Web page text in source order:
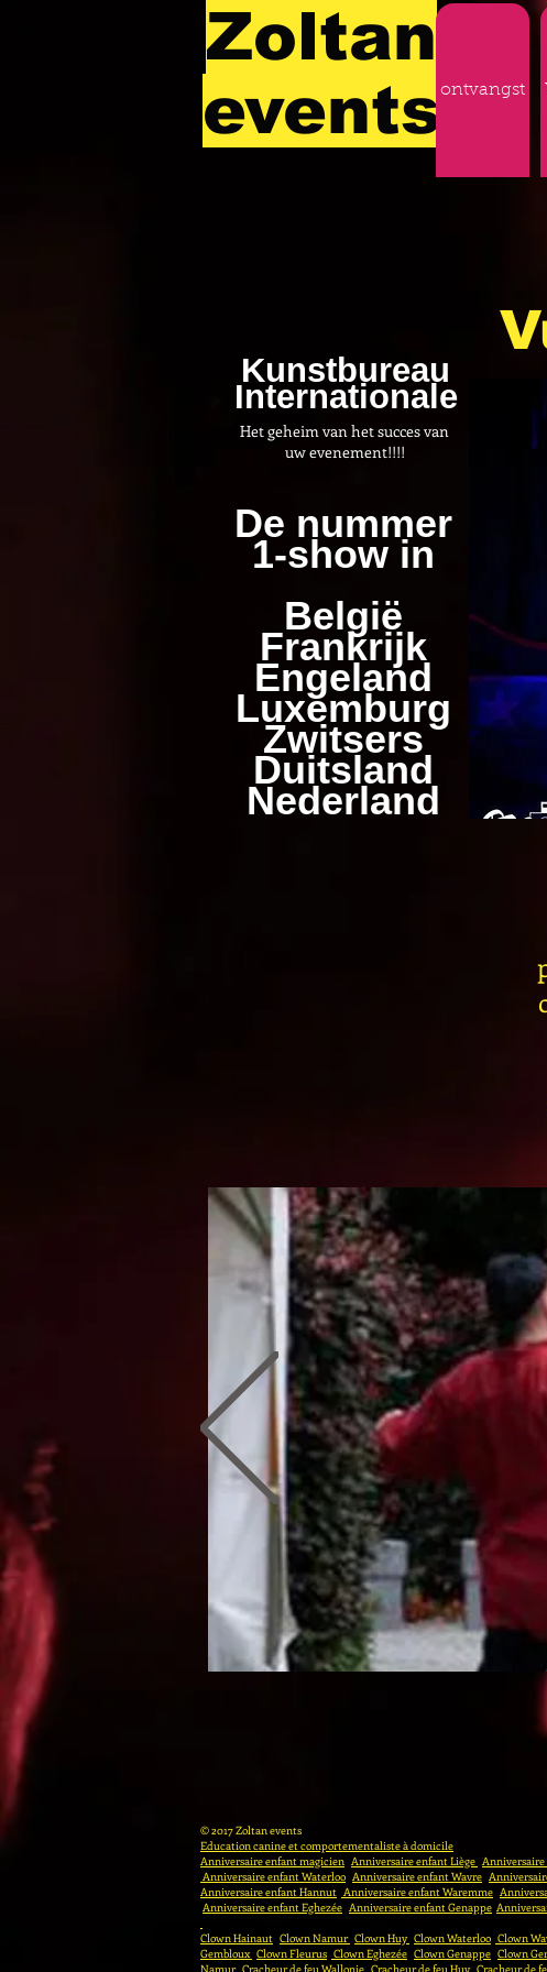
Zoltan
eventsontvangst
Kunstbureau
Internationale
Het geheim van het succes van
uw evenement!!!!
De nummer
1-show in
België
Frankrijk
Engeland
Luxemburg
Zwitsers
Duitsland
Nederland
© 2017 Zoltan events
Education canine et comportementaliste à domicile
Anniversaire enfant magicien Anniversaire enfant Liège
Anniversaire enfant Waterloo Anniversaire enfant Wavre
Anniversaire enfant Hannut Anniversaire enfant Waremme
Anniversaire enfant Eghezée Anniversaire enfant Genappe
Clown Hainaut Clown Namur Clown Huy Clown Waterloo Clown
Gembloux Clown Fleurus Clown Eghezée Clown Genappe Clown
Namur Cracheur de feu Wallonie Cracheur de feu Huy Cracheur de